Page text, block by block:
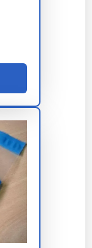
resistência
friendly